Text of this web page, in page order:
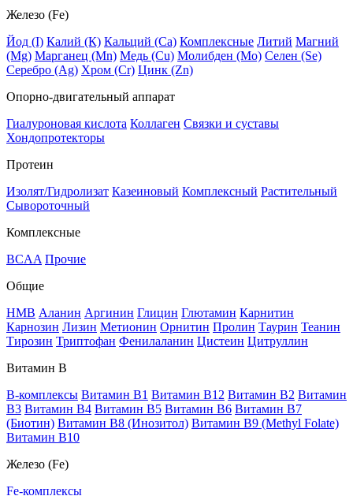
Железо (Fe)
Йод (I) Калий (К) Кальций (Са) Комплексные Литий Магний
(Mg) Марганец (Mn) Медь (Сu) Молибден (Мо) Селен (Se)
Серебро (Ag) Хром (Cr) Цинк (Zn)
Опорно-двигательный аппарат
Гиалуроновая кислота Коллаген Связки и суставы
Хондопротекторы
Протеин
Изолят/Гидролизат Казеиновый Комплексный Растительный
Сывороточный
Комплексные
BCAA Прочие
Общие
HMB Аланин Аргинин Глицин Глютамин Карнитин
Карнозин Лизин Метионин Орнитин Пролин Таурин Теанин
Тирозин Триптофан Фенилаланин Цистеин Цитруллин
Витамин В
B-комплексы Витамин B1 Витамин B12 Витамин B2 Витамин
B3 Витамин B4 Витамин B5 Витамин B6 Витамин B7
(Биотин) Витамин B8 (Инозитол) Витамин B9 (Methyl Folate)
Витамин В10
Железо (Fe)
Fe-комплексы